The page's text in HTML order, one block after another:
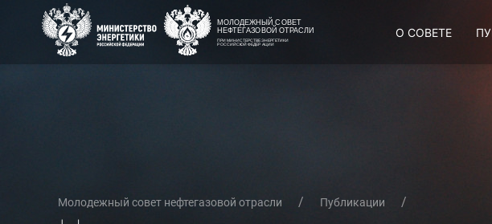
О СОВЕТЕ
Молодежный совет нефтегазовой отрасли Публикации